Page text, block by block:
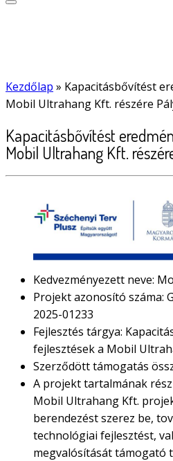
Kezdőlap » Kapacitásbővítést
Mobil Ultrahang Kft. részére
Kapacitásbővítést
Mobil Ultrahang Kft.
Kedvezményezett neve:
Projekt azonosító száma:
2025-01233
Fejlesztés tárgya:
fejlesztések a Mobil
Szerződött támogatás
A projekt tartalmának
Mobil Ultrahang Kft.
berendezést szerez be,
technológiai fejlesztést,
megvalósítását támogató